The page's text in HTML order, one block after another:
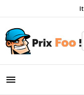
It
